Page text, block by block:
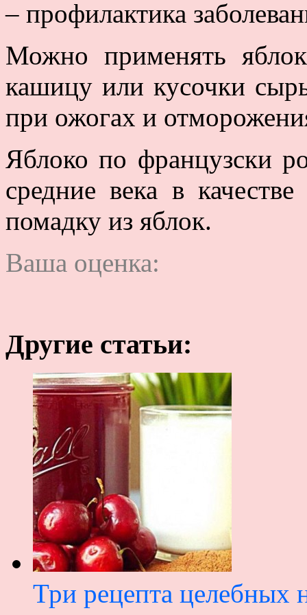
– профилактика
Можно применять
кашицу или кусочки
при ожогах и
Яблоко по французски
средние века в
помадку из яблок.
Ваша оценка:
Другие статьи:
Три рецепта целебных